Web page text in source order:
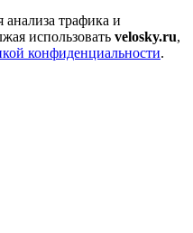
трафика и
использовать velosky.ru,
конфиденциальности.